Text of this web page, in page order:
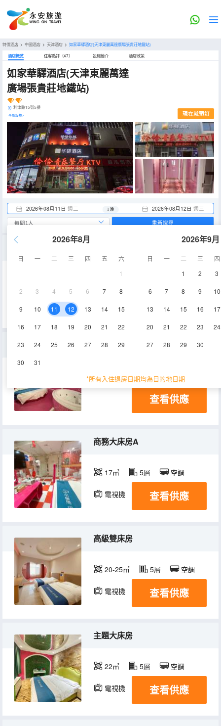
特價酒店 > 中國酒店 > 天津酒店 > 如家華驛酒店(天津東麗萬達廣場張貴莊地鐵站)
酒店概览 住客點評（47） 設施簡介 酒店政策
如家華驛酒店(天津東麗萬達
廣場張貴莊地鐵站)
利津路15號5樓
全部設施> 現在就預訂
2026年08月11日 週二 2026年08月12日 週三
1 晚
2026年8月
日 一 二 三 四 五
六
1
2 3 4 5 6 7 8
9 10 11 12 13 14 15
16 17 18 19 20 21 22
23 24 25 26 27 28 29
30 31
2026年9月
日 一 二 三
四
1
2 3
6 7 8 9 10
13 14 15 16 17
20 21 22 23 24
27 28 29 30
*所有入住退房日期均為目的地日期
重新搜尋
空調
影音大床房
28㎡ 5層 空調
查看供應
商務大床房A
17㎡ 5層 空調
電視機 查看供應
高級雙床房
20-25㎡ 5層 空調
電視機 查看供應
主題大床房
22㎡ 5層 空調
電視機 查看供應